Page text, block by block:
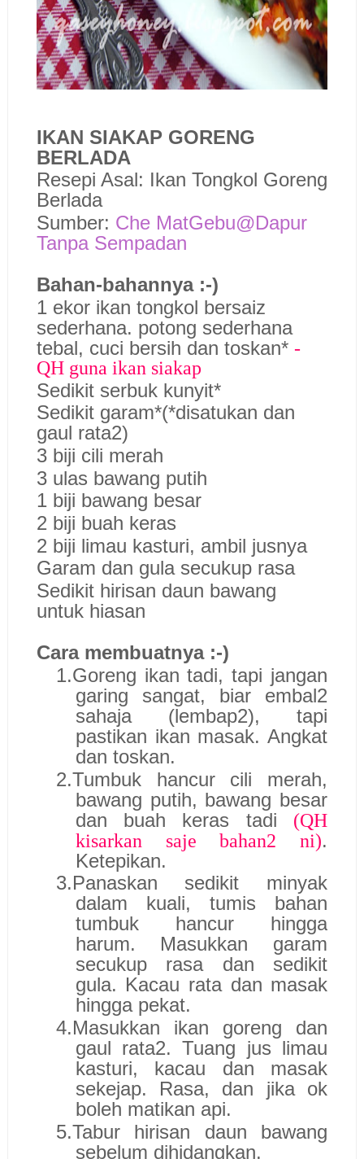
IKAN SIAKAP GORENG
BERLADA
Resepi Asal: Ikan Tongkol Goreng
Berlada
Sumber: Che MatGebu@Dapur
Tanpa Sempadan
Bahan-bahannya :-)
1 ekor ikan tongkol bersaiz
sederhana. potong sederhana
tebal, cuci bersih dan toskan* -
QH guna ikan siakap
Sedikit serbuk kunyit*
Sedikit garam*(*disatukan dan
gaul rata2)
3 biji cili merah
3 ulas bawang putih
1 biji bawang besar
2 biji buah keras
2 biji limau kasturi, ambil jusnya
Garam dan gula secukup rasa
Sedikit hirisan daun bawang
untuk hiasan
Cara membuatnya :-)
1.Goreng ikan tadi, tapi jangan
garing sangat, biar embal2
sahaja (lembap2), tapi
pastikan ikan masak. Angkat
dan toskan.
2.Tumbuk hancur cili merah,
bawang putih, bawang besar
dan buah keras tadi (QH
kisarkan saje bahan2 ni).
Ketepikan.
3.Panaskan sedikit minyak
dalam kuali, tumis bahan
tumbuk hancur hingga
harum. Masukkan garam
secukup rasa dan sedikit
gula. Kacau rata dan masak
hingga pekat.
4.Masukkan ikan goreng dan
gaul rata2. Tuang jus limau
kasturi, kacau dan masak
sekejap. Rasa, dan jika ok
boleh matikan api.
5.Tabur hirisan daun bawang
sebelum dihidangkan.